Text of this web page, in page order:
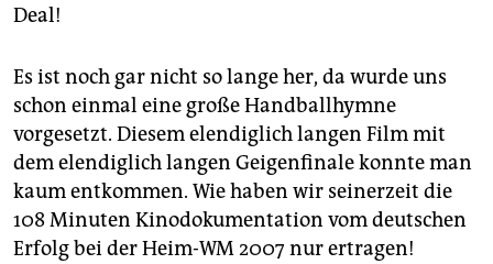
Deal!
Es ist noch gar nicht so lange her, da wurde uns
schon einmal eine große Handballhymne
vorgesetzt. Diesem elendiglich langen Film mit
dem elendiglich langen Geigenfinale konnte man
kaum entkommen. Wie haben wir seinerzeit die
108 Minuten Kinodokumentation vom deutschen
Erfolg bei der Heim-WM 2007 nur ertragen!